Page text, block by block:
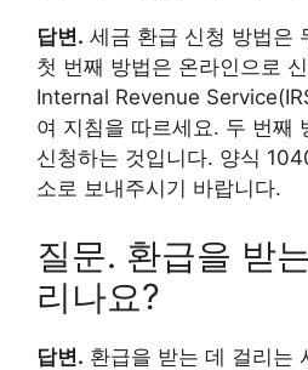
답변. 세금 환급 신청 방법은
첫 번째 방법은 온라인으로
Internal Revenue
여 지침을 따르세요. 두 번째
신청하는 것입니다. 양식
소로 보내주시기 바랍니다.
질문. 환급을 받
리나요?
답변. 환급을 받는 데 걸리는